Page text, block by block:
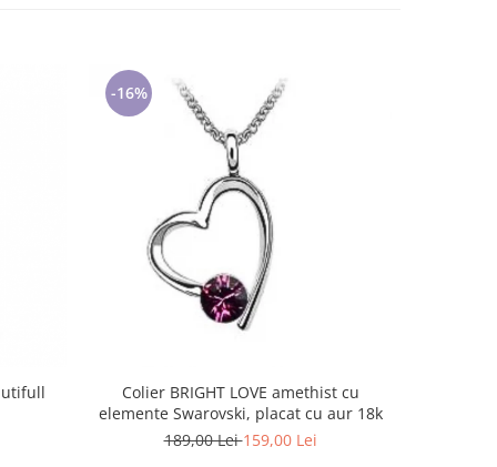
-16%
Colier BRIGHT LOVE amethist cu
elemente Swarovski, placat cu aur 18k
189,00 Lei159,00 Lei